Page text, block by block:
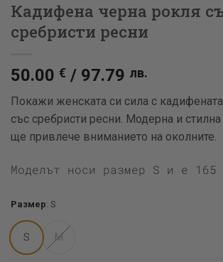
Кадифена черна рокля
сребристи ресни
50.00 € / 97.79 лв.
Покажи женската си сила с
със сребристи ресни. Модерна и стилна
ще привлече вниманието на околните.
Моделът носи размер S и е
Размер: S
S M